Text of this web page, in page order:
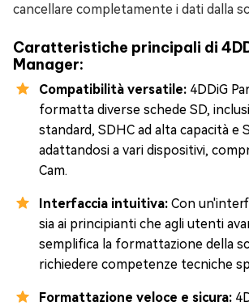
cancellare completamente i dati dalla
Caratteristiche principali di
Manager:
Compatibilità versatile: 4DDiG
formatta diverse schede SD,
standard, SDHC ad alta capacità e
adattandosi a vari dispositivi,
Cam.
Interfaccia intuitiva: Con
sia ai principianti che agli utenti
semplifica la formattazione della
richiedere competenze tecniche
Formattazione veloce e sicura: